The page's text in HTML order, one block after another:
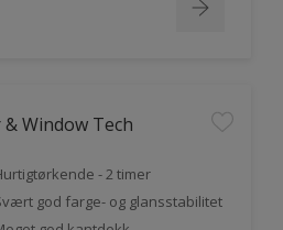
Window Tech
- 2 timer
god farge- og glansstabilitet